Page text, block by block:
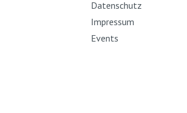
Datenschutz
Impressum
Events